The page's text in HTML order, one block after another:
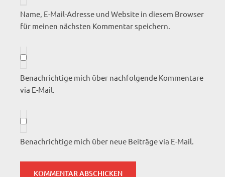
Name, E-Mail-Adresse und Website in diesem Browser
für meinen nächsten Kommentar speichern.
Benachrichtige mich über nachfolgende Kommentare
via E-Mail.
Benachrichtige mich über neue Beiträge via E-Mail.